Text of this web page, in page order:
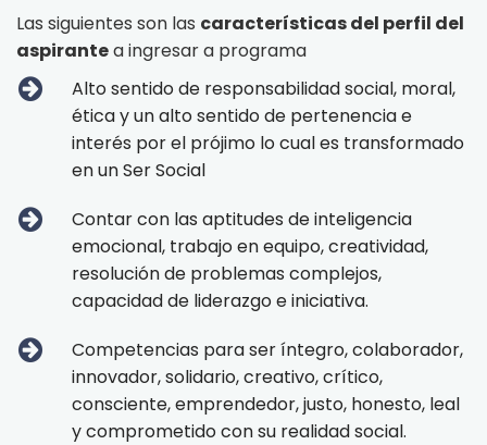
Las siguientes son las características del perfil del
aspirantea ingresar a programa
Alto sentido de responsabilidad social, moral,
ética y un alto sentido de pertenencia e
interés por el prójimo lo cual es transformado
en un Ser Social
Contar con las aptitudes de inteligencia
emocional, trabajo en equipo, creatividad,
resolución de problemas complejos,
capacidad de liderazgo e iniciativa.
Competencias para ser íntegro, colaborador,
innovador, solidario, creativo, crítico,
consciente, emprendedor, justo, honesto, leal
y comprometido con su realidad social.